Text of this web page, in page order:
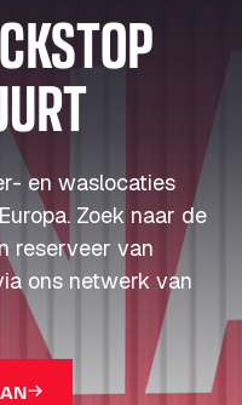
en waslocaties
Zoek naar de
reserveer van
ons netwerk van